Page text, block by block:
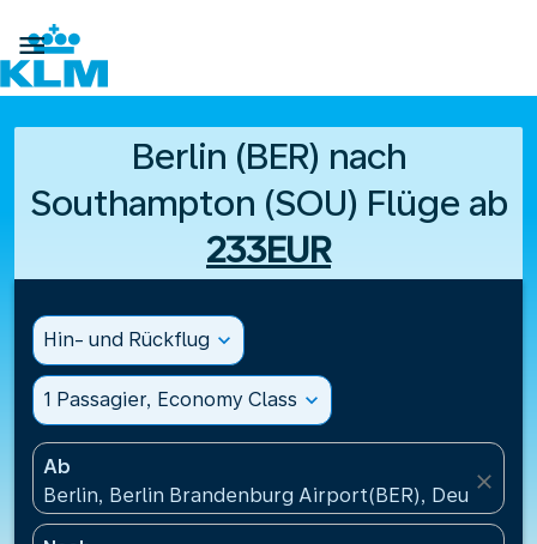

Berlin (BER) nach
Southampton (SOU) Flüge ab
233EUR
Hin- und Rückflug expand_more
1 Passagier, Economy Class expand_more
Ab
Berlin, Berlin Brandenburg Airport(BER),
close